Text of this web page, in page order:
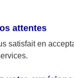
fonctionner.
attentes
satisfait en